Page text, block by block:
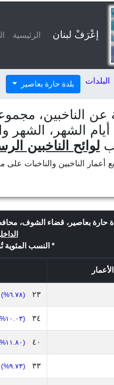
إعْرَفْ لبنان الرئيسية
البلدات بلدة حارة بعاصير
عن الناخبين،
الشهر، الشهر
لوائح الناخبين
أعمار الناخبين والناخبات على
حارة بعاصير، قضاء الشوف،
* النسب المئوية
٢٣ (٦.٧٨%)
٣٤ (١٠.٠٣%)
٤٠ (١١.٨٠%)
٣٣ (٩.٧٣%)